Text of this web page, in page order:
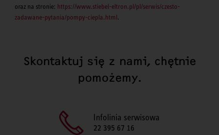
oraz na stronie: https://www.stiebel-eltron.pl/pl/serwis/czesto-
zadawane-pytania/pompy-ciepla.html.
Skontaktuj się z nami, chętnie
pomożemy.
Infolinia serwisowa
22 395 67 16